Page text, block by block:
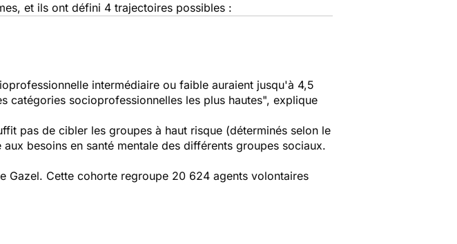
et ils ont défini 4 trajectoires possibles :
intermédiaire ou faible auraient jusqu'à 4,5
catégories socioprofessionnelles les plus hautes", explique
pas de cibler les groupes à haut risque (déterminés selon le
besoins en santé mentale des différents groupes sociaux.
Gazel. Cette cohorte regroupe 20 624 agents volontaires